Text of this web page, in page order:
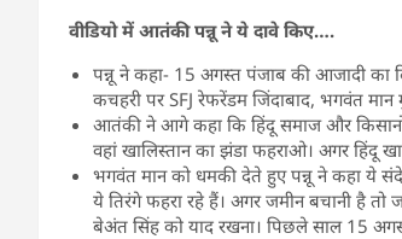
वीडियो में आतंकी पन्नू ने ये दावे किए….
पन्नू ने कहा- 15 अगस्त पंजाब की आजादी का
कचहरी पर SFJ रेफरेंडम जिंदाबाद, भगवंत मान
आतंकी ने आगे कहा कि हिंदू समाज और किसानों,
वहां खालिस्तान का झंडा फहराओ। अगर हिंदू
भगवंत मान को धमकी देते हुए पन्नू ने कहा ये
ये तिरंगे फहरा रहे हैं। अगर जमीन बचानी है तो
बेअंत सिंह को याद रखना। पिछले साल 15